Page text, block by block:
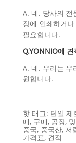
A. 네. 당사의 전
장에 인쇄하거
필요합니다.
Q.YONNIO에
A. 네. 우리는 우
원합니다.
핫 태그: 단일 제
매, 구매, 공장,
중국, 중국산, 저
가격표, 견적